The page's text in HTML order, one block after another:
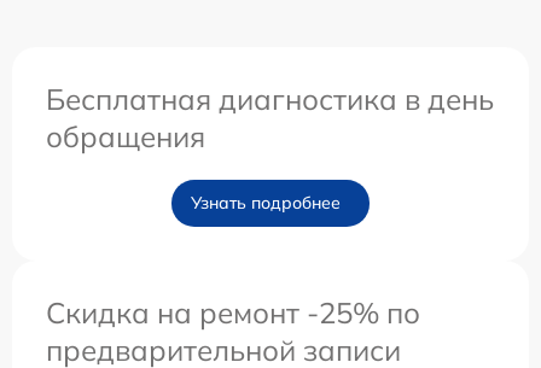
Бесплатная диагностика в день
обращения
Узнать подробнее
Скидка на ремонт -25% по
предварительной записи